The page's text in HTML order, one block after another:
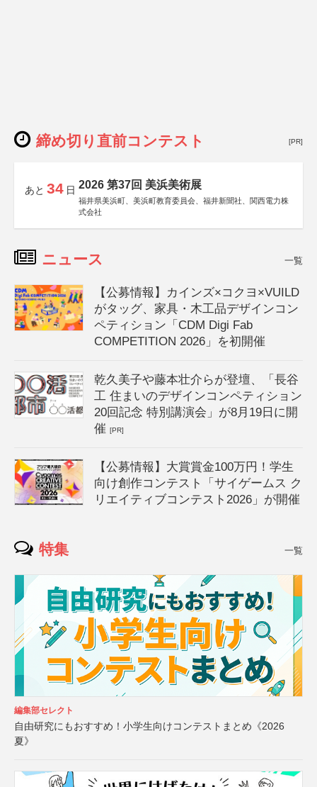
締め切り直前コンテスト [PR]
あと 34 日 2026 第37回 美浜美術展
福井県美浜町、美浜町教育委員会、福井新聞社、関西電力株
式会社
ニュース 一覧
【公募情報】カインズ×コクヨ×VUILD
がタッグ、家具・木工品デザインコン
ペティション「CDM Digi Fab
COMPETITION 2026」を初開催
乾久美子や藤本壮介らが登壇、「長谷
工 住まいのデザインコンペティション
20回記念 特別講演会」が8月19日に開
催[PR]
【公募情報】大賞賞金100万円！学生
向け創作コンテスト「サイゲームス ク
リエイティブコンテスト2026」が開催
特集 一覧
編集部セレクト
自由研究にもおすすめ！小学生向けコンテストまとめ《2026
夏》